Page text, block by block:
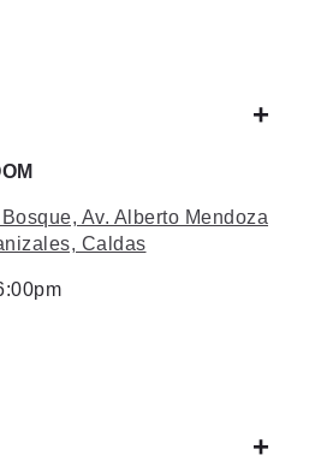
Av. Alberto Mendoza
Caldas